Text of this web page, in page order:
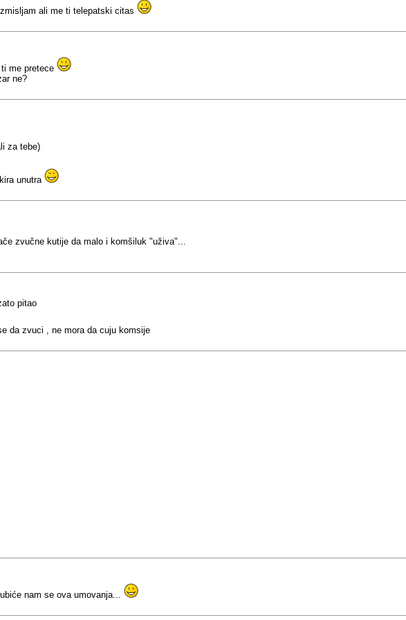
ali me ti telepatski citas
me pretece
ne?
za tebe)
unutra
zvučne kutije da malo i komšiluk "uživa"...
pitao
da zvuci , ne mora da cuju komsije
nam se ova umovanja...